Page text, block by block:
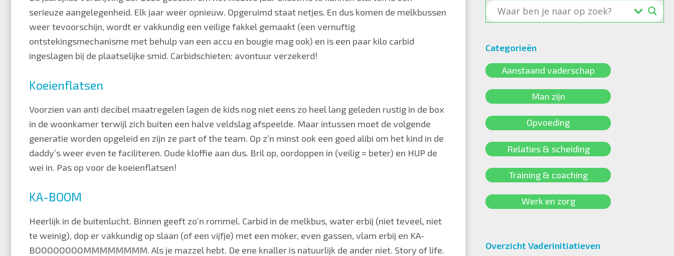
serieuze aangelegenheid. Elk jaar weer opnieuw. Opgeruimd staat netjes. En dus komen de melkbussen
weer tevoorschijn, wordt er vakkundig een veilige fakkel gemaakt (een vernuftig
ontstekingsmechanisme met behulp van een accu en bougie mag ook) en is een paar kilo carbid
ingeslagen bij de plaatselijke smid. Carbidschieten: avontuur verzekerd!
Koeienflatsen
Voorzien van anti decibel maatregelen lagen de kids nog niet eens zo heel lang geleden rustig in de box
in de woonkamer terwijl zich buiten een halve veldslag afspeelde. Maar intussen moet de volgende
generatie worden opgeleid en zijn ze part of the team. Op z’n minst ook een goed alibi om het kind in de
daddy’s weer even te faciliteren. Oude kloffie aan dus. Bril op, oordoppen in (veilig = beter) en HUP de
wei in. Pas op voor de koeienflatsen!
KA-BOOM
Heerlijk in de buitenlucht. Binnen geeft zo’n rommel. Carbid in de melkbus, water erbij (niet teveel, niet
te weinig), dop er vakkundig op slaan (of een vijfje) met een moker, even gassen, vlam erbij en KA-
BOOOOOOOOMMMMMMMM. Als je mazzel hebt. De ene knaller is natuurlijk de ander niet. Story of life.
Categorieën
Aanstaand vaderschap
Man zijn
Opvoeding
Relaties & scheiding
Training & coaching
Werk en zorg
Overzicht Vaderinitiatieven